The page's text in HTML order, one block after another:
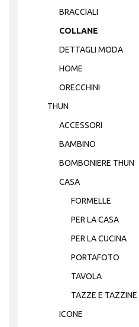
BRACCIALI
COLLANE
DETTAGLI MODA
HOME
ORECCHINI
THUN
ACCESSORI
BAMBINO
BOMBONIERE THUN
CASA
FORMELLE
PER LA CASA
PER LA CUCINA
PORTAFOTO
TAVOLA
TAZZE E TAZZINE
ICONE